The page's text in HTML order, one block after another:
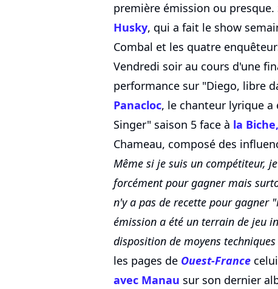
première émission ou
Husky, qui a fait le show
Combal et les quatre
Vendredi soir au cours d'une
performance sur "Diego, libre
Panacloc, le chanteur lyrique a
Singer" saison 5 face à la
Chameau, composé des
Même si je suis un compétiteur,
forcément pour gagner mais
n'y a pas de recette pour gagner
émission a été un terrain de jeu
disposition de moyens
les pages de Ouest-France
avec Manau sur son dernier